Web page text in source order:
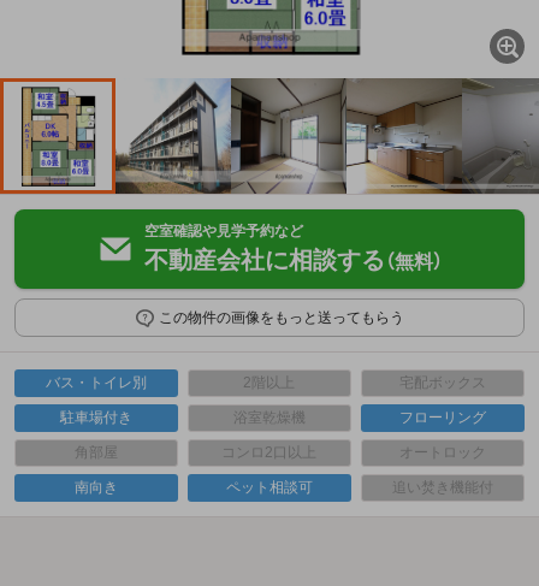
空室確認や見学予約など
不動産会社に相談する （無料）
この物件の画像をもっと送ってもらう
バス・トイレ別 2階以上 宅配ボックス
駐車場付き 浴室乾燥機 フローリング
角部屋 コンロ2口以上 オートロック
南向き ペット相談可 追い焚き機能付